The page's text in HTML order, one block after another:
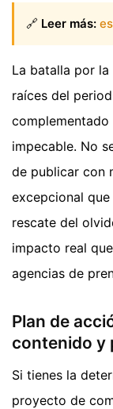
🔗 Leer más:
La batalla por
raíces del
impecable. No
de publicar con
excepcional
rescate del
impacto real
agencias de
Plan de
contenido y
Si tienes la
proyecto de